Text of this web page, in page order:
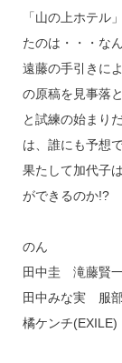
「山の上ホテル
たのは・・・な
遠藤の手引きに
の原稿を見事落
と試練の始まり
は、誰にも予想
果たして加代子
ができるのか!?
のん
田中圭 滝藤賢
田中みな実 服
橘ケンチ